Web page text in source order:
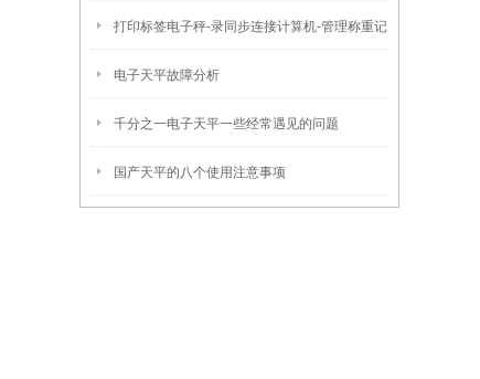
打印标签电子秤-录同步连接计算机-管理称重记
电子天平故障分析
千分之一电子天平一些经常遇见的问题
国产天平的八个使用注意事项